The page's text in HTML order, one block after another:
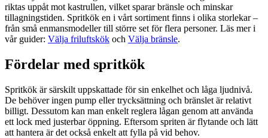
riktas uppåt mot kastrullen, vilket sparar bränsle och minskar
tillagningstiden. Spritkök en i vårt sortiment finns i olika storlekar –
från små enmansmodeller till större set för flera personer. Läs mer i
vår guider: Välja friluftskök och Välja bränsle.
Fördelar med spritkök
Spritkök är särskilt uppskattade för sin enkelhet och låga ljudnivå.
De behöver ingen pump eller trycksättning och bränslet är relativt
billigt. Dessutom kan man enkelt reglera lågan genom att använda
ett lock med justerbar öppning. Eftersom spriten är flytande och lätt
att hantera är det också enkelt att fylla på vid behov.